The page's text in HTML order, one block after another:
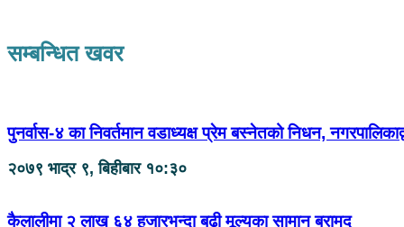
सम्बन्धित खवर
पुनर्वास-४ का निवर्तमान वडाध्यक्ष प्रेम बस्नेतको निधन,
२०७९ भाद्र ९, बिहीबार १०:३०
कैलालीमा २ लाख ६४ हजारभन्दा बढी मूल्यका सामान बरामद